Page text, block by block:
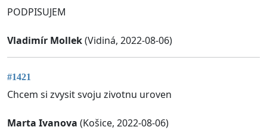
PODPISUJEM
Vladimír Mollek(Vidiná, 2022-08-06)
#1421
Chcem si zvysit svoju zivotnu uroven
Marta Ivanova (Košice, 2022-08-06)